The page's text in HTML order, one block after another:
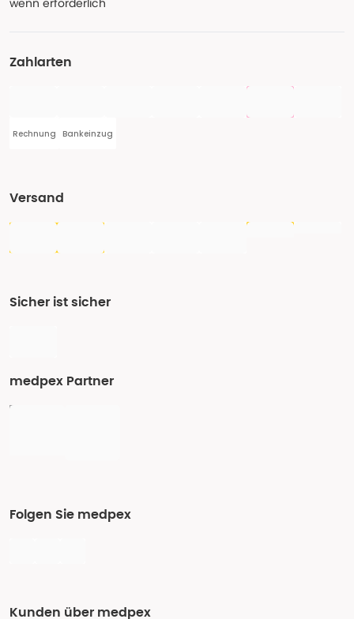
wenn erforderlich
Zahlarten
Rechnung Bankeinzug
Versand
Sicher ist sicher
medpex Partner
Folgen Sie medpex
Kunden über medpex